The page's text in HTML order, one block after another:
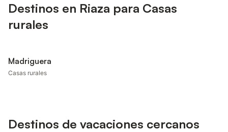
Destinos en Riaza para Casas
rurales
Madriguera
Casas rurales
Destinos de vacaciones cercanos